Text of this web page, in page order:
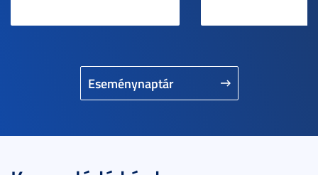
Eseménynaptár